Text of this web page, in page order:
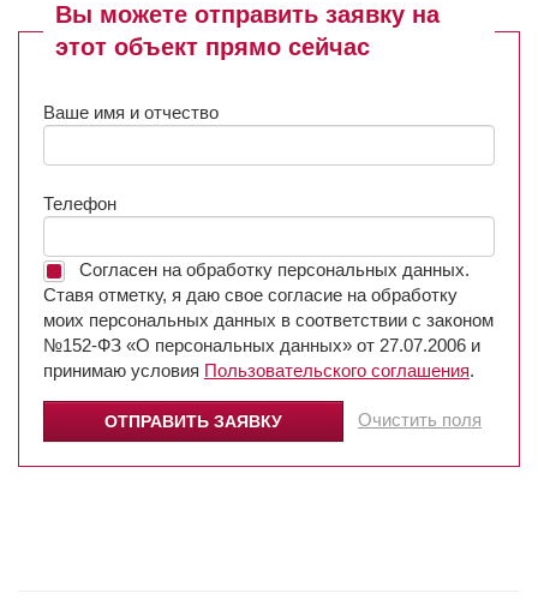
Вы можете отправить заявку на
этот объект прямо сейчас
Ваше имя и отчество
Телефон
Согласен на обработку персональных данных.
Ставя отметку, я даю свое согласие на обработку
моих персональных данных в соответствии с законом
№152-ФЗ «О персональных данных» от 27.07.2006 и
принимаю условия Пользовательского соглашения.
Очистить поля